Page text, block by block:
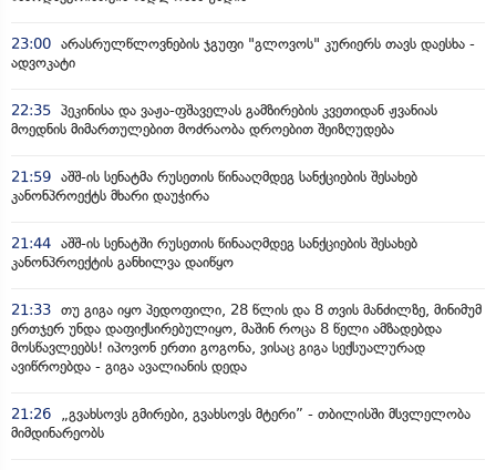
23:00 არასრულწლოვნების ჯგუფი "გლოვოს" კურიერს თავს დაესხა -
ადვოკატი
22:35 პეკინისა და ვაჟა-ფშაველას გამზირების კვეთიდან ჟვანიას
მოედნის მიმართულებით მოძრაობა დროებით შეიზღუდება
21:59 აშშ-ის სენატმა რუსეთის წინააღმდეგ სანქციების შესახებ
კანონპროექტს მხარი დაუჭირა
21:44 აშშ-ის სენატში რუსეთის წინააღმდეგ სანქციების შესახებ
კანონპროექტის განხილვა დაიწყო
21:33 თუ გიგა იყო პედოფილი, 28 წლის და 8 თვის მანძილზე, მინიმუმ
ერთჯერ უნდა დაფიქსირებულიყო, მაშინ როცა 8 წელი ამზადებდა
მოსწავლეებს! იპოვონ ერთი გოგონა, ვისაც გიგა სექსუალურად
ავიწროებდა - გიგა ავალიანის დედა
21:26
„გვახსოვს გმირები, გვახსოვს მტერი” - თბილისში მსვლელობა
მიმდინარეობს